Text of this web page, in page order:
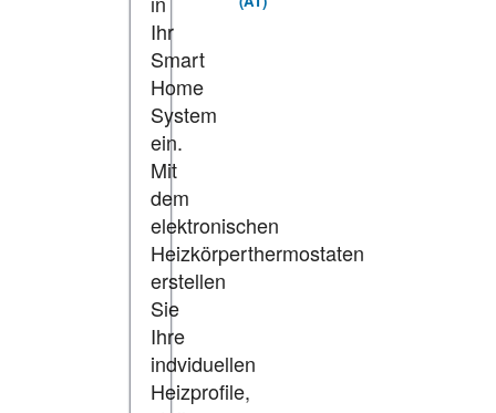
Ihr
Smart
Home
System
ein.
Mit
dem
elektronischen
Heizkörperthermostaten
erstellen
Sie
Ihre
indviduellen
Heizprofile,